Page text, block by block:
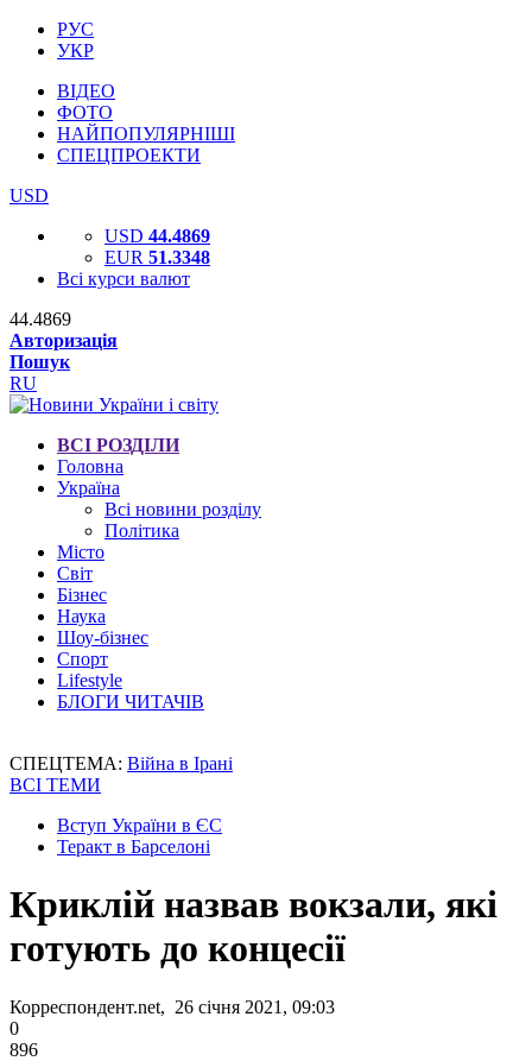
РУС
УКР
ВІДЕО
ФОТО
НАЙПОПУЛЯРНІШІ
СПЕЦПРОЕКТИ
USD
USD 44.4869
EUR 51.3348
Всі курси валют
44.4869
Авторизація
Пошук
RU
ВСІ РОЗДІЛИ
Головна
Україна
Всі новини розділу
Політика
Місто
Світ
Бізнес
Наука
Шоу-бізнес
Спорт
Lifestyle
БЛОГИ ЧИТАЧІВ
СПЕЦТЕМА: Війна в Ірані
ВСІ ТЕМИ
Вступ України в ЄС
Теракт в Барселоні
Криклій назвав вокзали, які
готують до концесії
Корреспондент.net, 26 січня 2021, 09:03
0
896